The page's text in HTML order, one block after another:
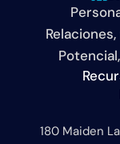
180 Maiden